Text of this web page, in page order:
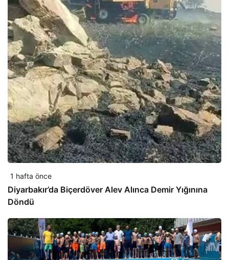
1 hafta önce
Diyarbakır’da Biçerdöver Alev Alınca Demir Yığınına
Döndü